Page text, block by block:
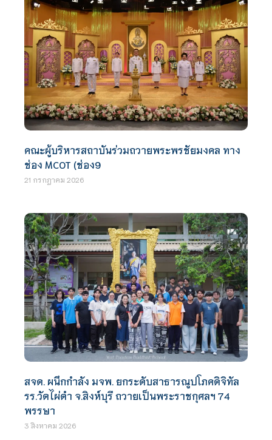
คณะผู้บริหารสถาบันร่วมถวายพระพรชัยมงคล ทาง
ช่อง MCOT (ช่อง9
21 กรกฎาคม 2026
สจด. ผนึกกำลัง มจพ. ยกระดับสาธารณูปโภคดิจิทัล
รร.วัดไผ่ดำ จ.สิงห์บุรี ถวายเป็นพระราชกุศลฯ 74
พรรษา
3 สิงหาคม 2026